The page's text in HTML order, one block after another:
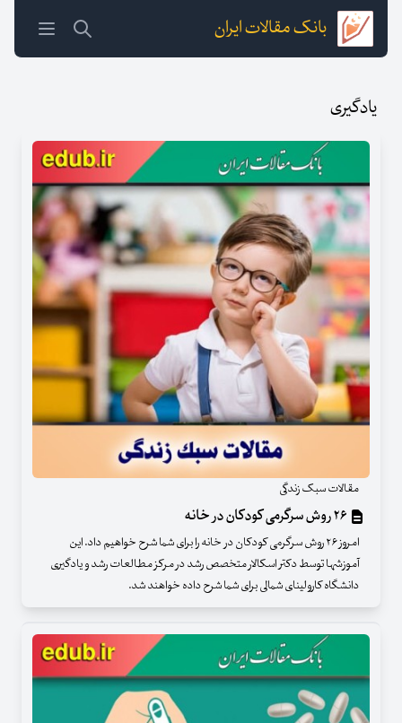
بانک مقالات ایران
یادگیری
مقالات سبک زندگی
امروز ۲۶ روش سرگرمی کودکان در خانه را برای شما شرح خواهیم داد. این
آموزشها توسط دکتر اسکالار متخصص رشد در مرکز مطالعات رشد و یادگیری
دانشگاه کارولینای شمالی برای شما شرح داده خواهند شد.